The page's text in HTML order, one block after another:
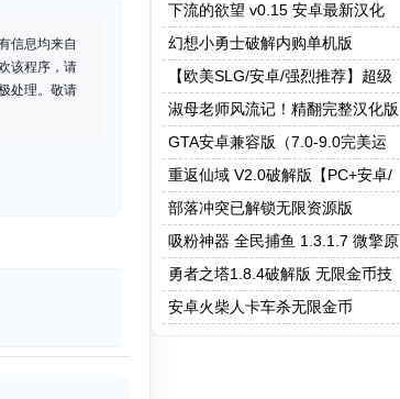
信息均来自
该程序，请
处理。敬请
下流的欲望 v0.15 安卓最新汉化
版
幻想小勇士破解内购单机版
【欧美SLG/安卓/强烈推荐】超级
富二代！0.20
淑母老师风流记！精翻完整汉化版
GTA安卓兼容版（7.0-9.0完美运
行）
重返仙域 V2.0破解版【PC+安卓/
4G】
部落冲突已解锁无限资源版
吸粉神器 全民捕鱼 1.3.1.7 微擎原
版 微信营销小程序
勇者之塔1.8.4破解版 无限金币技
能无CD等
安卓火柴人卡车杀无限金币